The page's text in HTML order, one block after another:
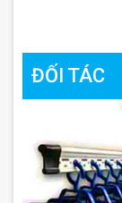
ĐỐI TÁC